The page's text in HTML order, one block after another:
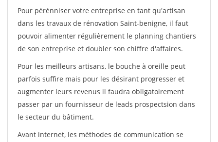
Pour pérénniser votre entreprise en tant qu'artisan
dans les travaux de rénovation Saint-benigne, il faut
pouvoir alimenter régulièrement le planning chantiers
de son entreprise et doubler son chiffre d'affaires.
Pour les meilleurs artisans, le bouche à oreille peut
parfois suffire mais pour les désirant progresser et
augmenter leurs revenus il faudra obligatoirement
passer par un fournisseur de leads prospectsion dans
le secteur du bâtiment.
Avant internet, les méthodes de communication se